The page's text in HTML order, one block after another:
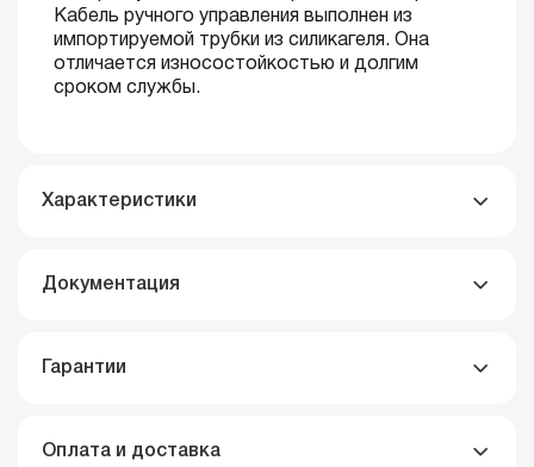
Кабель ручного управления выполнен из
импортируемой трубки из силикагеля. Она
отличается износостойкостью и долгим
сроком службы.
Характеристики
Документация
Гарантии
Оплата и доставка